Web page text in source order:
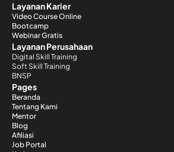
Layanan Karier
Video Course Online
Bootcamp
Webinar Gratis
Layanan Perusahaan
Digital Skill Training
Soft Skill Training
BNSP
Pages
Beranda
Tentang Kami
Mentor
Blog
Afiliasi
Job Portal